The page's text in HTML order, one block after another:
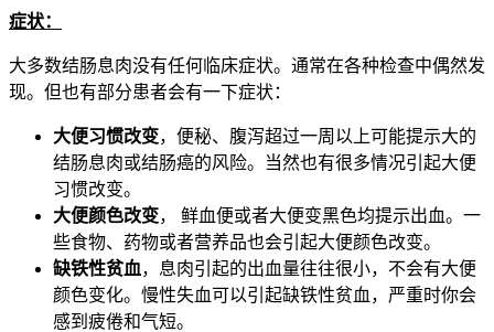
症状：
大多数结肠息肉没有任何临床症状。通常在各种检查中偶然发
现。但也有部分患者会有一下症状：
大便习惯改变，便秘、腹泻超过一周以上可能提示大的
结肠息肉或结肠癌的风险。当然也有很多情况引起大便
习惯改变。
大便颜色改变， 鲜血便或者大便变黑色均提示出血。一
些食物、药物或者营养品也会引起大便颜色改变。
缺铁性贫血，息肉引起的出血量往往很小，不会有大便
颜色变化。慢性失血可以引起缺铁性贫血，严重时你会
感到疲倦和气短。